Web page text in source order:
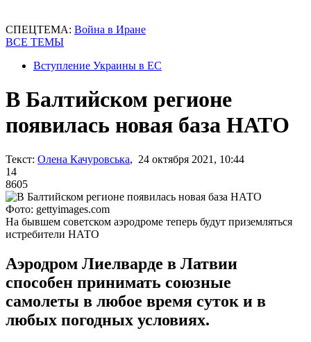
СПЕЦТЕМА: Война в Иране
ВСЕ ТЕМЫ
Вступление Украины в ЕС
В Балтийском регионе
появилась новая база НАТО
Текст: Олена Качуровська, 24 октября 2021, 10:44
14
8605
Фото: gettyimages.com
На бывшем советском аэродроме теперь будут приземляться
истребители НАТО
Аэродром Лиелварде в Латвии
способен принимать союзные
самолеты в любое время суток и в
любых погодных условиях.